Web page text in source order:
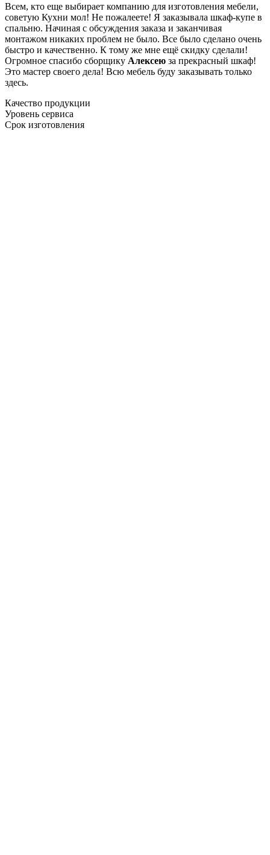
Всем, кто еще выбирает компанию для изготовления мебели,
советую Кухни мол! Не пожалеете! Я заказывала шкаф-купе в
спальню. Начиная с обсуждения заказа и заканчивая
монтажом никаких проблем не было. Все было сделано очень
быстро и качественно. К тому же мне ещё скидку сделали!
Огромное спасибо сборщику Алексею за прекрасный шкаф!
Это мастер своего дела! Всю мебель буду заказывать только
здесь.
Качество продукции
Уровень сервиса
Срок изготовления